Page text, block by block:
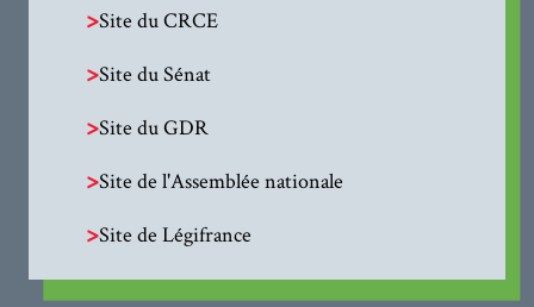
>Site du CRCE
>Site du Sénat
>Site du GDR
>Site de l'Assemblée nationale
>Site de Légifrance